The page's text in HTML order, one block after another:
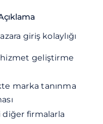
giriş kolaylığı
geliştirme
marka tanınma
diğer firmalarla